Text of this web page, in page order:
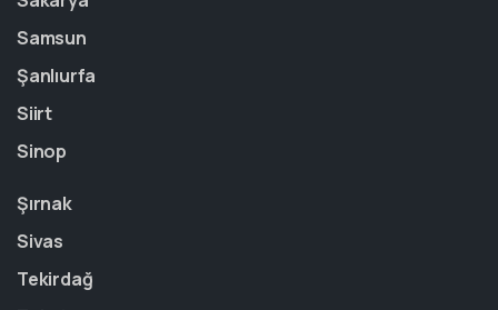
Samsun
Şanlıurfa
Siirt
Sinop
Şırnak
Sivas
Tekirdağ